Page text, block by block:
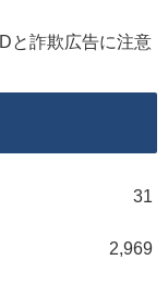
と詐欺広告に注意
31
2,969